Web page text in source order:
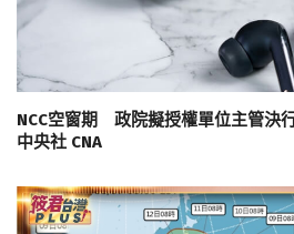
NCC空窗期 政院擬授權單位主管決
中央社 CNA